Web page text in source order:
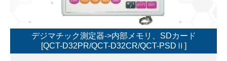
デジマチック測定器->内部メモリ、SDカード
[QCT-D32PR/QCT-D32CR/QCT-PSDⅡ]